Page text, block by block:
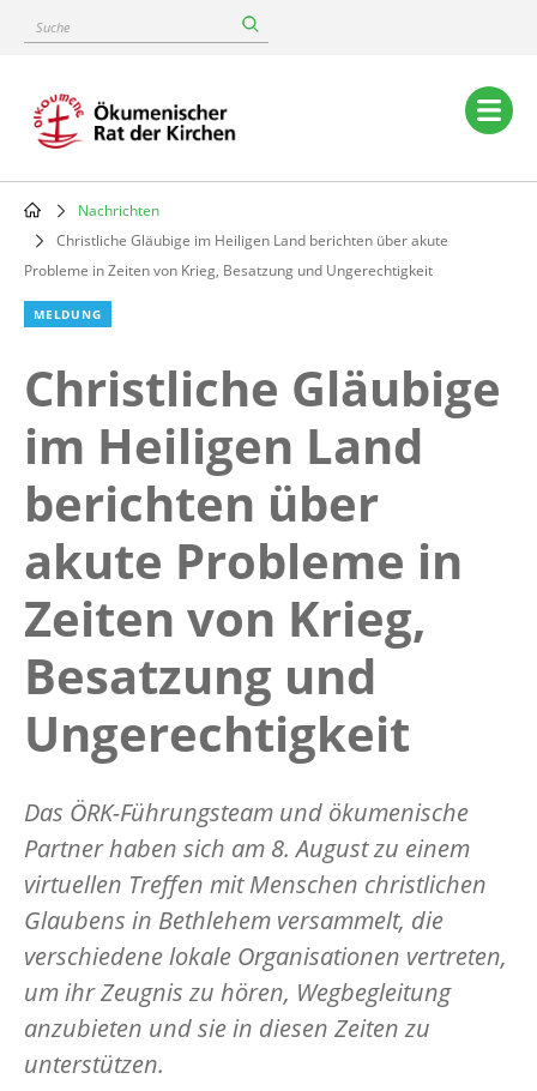
content
Suche
Main
navigation
Breadcrumb
Nachrichten
Christliche Gläubige im Heiligen Land berichten über akute
Probleme in Zeiten von Krieg, Besatzung und Ungerechtigkeit
MELDUNG
Christliche Gläubige
im Heiligen Land
berichten über
akute Probleme in
Zeiten von Krieg,
Besatzung und
Ungerechtigkeit
Das ÖRK-Führungsteam und ökumenische
Partner haben sich am 8. August zu einem
virtuellen Treffen mit Menschen christlichen
Glaubens in Bethlehem versammelt, die
verschiedene lokale Organisationen vertreten,
um ihr Zeugnis zu hören, Wegbegleitung
anzubieten und sie in diesen Zeiten zu
unterstützen.